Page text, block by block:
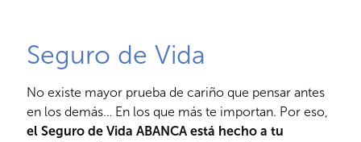
Seguro de Vida
No existe mayor prueba de cariño que pensar antes
en los demás… En los que más te importan. Por eso,
el Seguro de Vida ABANCA está hecho a tu